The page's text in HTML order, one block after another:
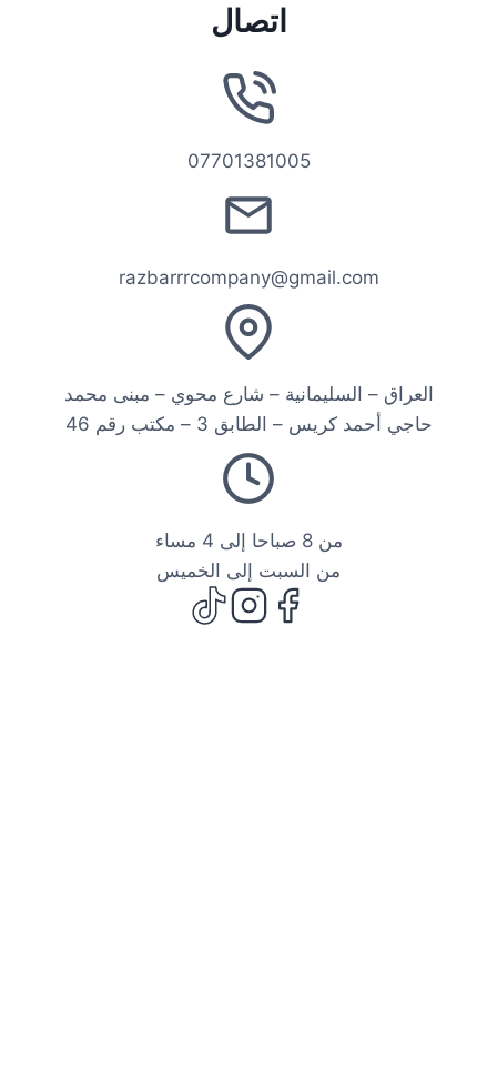
اتصال
07701381005
razbarrrcompany@gmail.com
العراق – السليمانية – شارع محوي – مبنى محمد
حاجي أحمد كريس – الطابق 3 – مكتب رقم 46
من 8 صباحا إلى 4 مساء
من السبت إلى الخميس